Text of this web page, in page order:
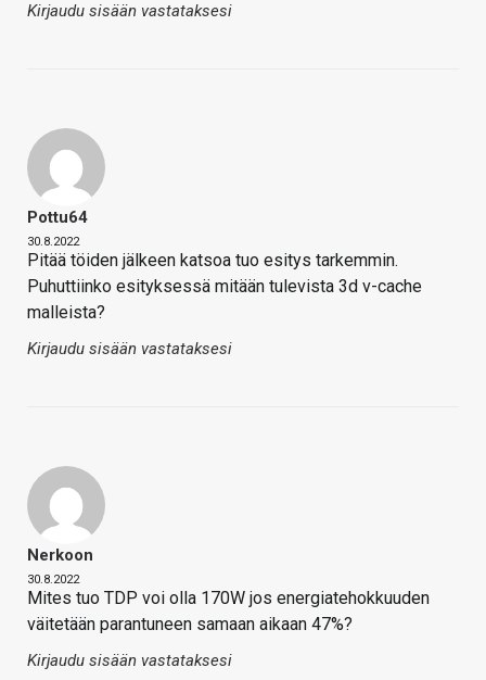
Kirjaudu sisään vastataksesi
Pottu64
30.8.2022
Pitää töiden jälkeen katsoa tuo esitys tarkemmin.
Puhuttiinko esityksessä mitään tulevista 3d v-cache
malleista?
Kirjaudu sisään vastataksesi
Nerkoon
30.8.2022
Mites tuo TDP voi olla 170W jos energiatehokkuuden
väitetään parantuneen samaan aikaan 47%?
Kirjaudu sisään vastataksesi